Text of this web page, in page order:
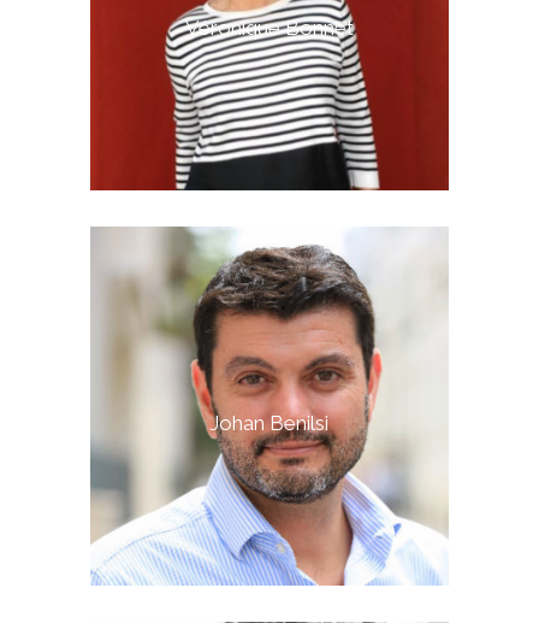
Véronique Bonnet
Johan Benilsi